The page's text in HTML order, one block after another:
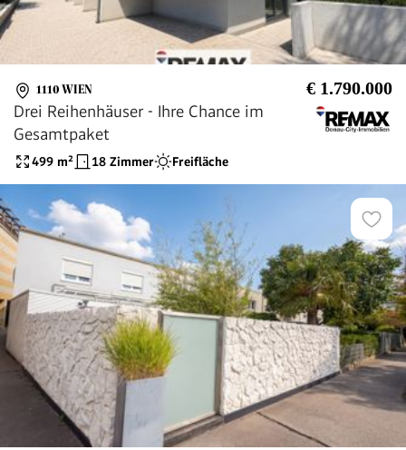
1110 WIEN € 1.790.000
Drei Reihenhäuser - Ihre Chance im
Gesamtpaket
499 m² 18 Zimmer Freifläche